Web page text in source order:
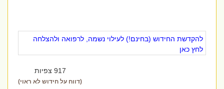
להקדשת החידוש (בחינם!) לעילוי נשמה, לרפואה ולהצלחה
לחץ כאן
917 צפיות
(דווח על חידוש לא ראוי)